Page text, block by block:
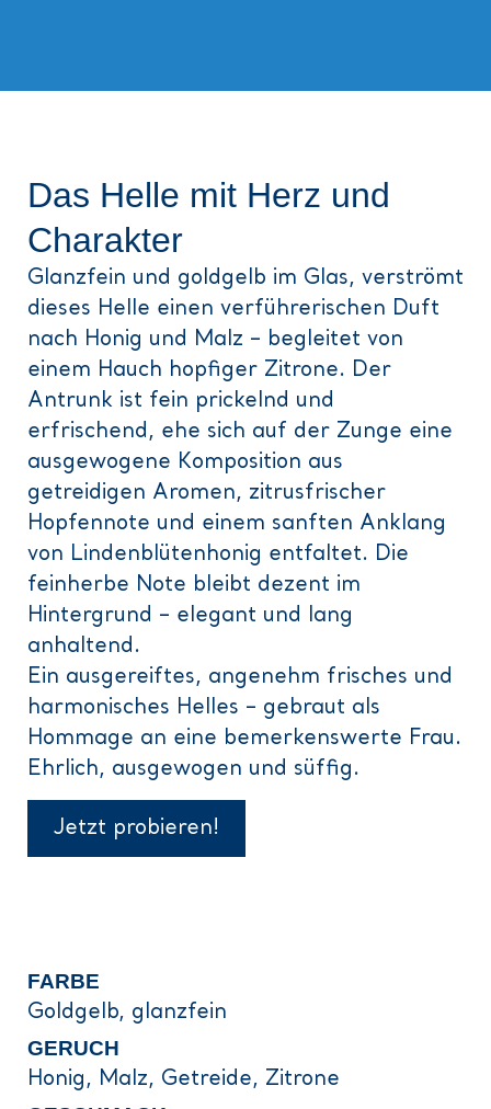
Das Helle mit Herz und
Charakter
Glanzfein und goldgelb im Glas, verströmt
dieses Helle einen verführerischen Duft
nach Honig und Malz – begleitet von
einem Hauch hopfiger Zitrone. Der
Antrunk ist fein prickelnd und
erfrischend, ehe sich auf der Zunge eine
ausgewogene Komposition aus
getreidigen Aromen, zitrusfrischer
Hopfennote und einem sanften Anklang
von Lindenblütenhonig entfaltet. Die
feinherbe Note bleibt dezent im
Hintergrund – elegant und lang
anhaltend.
Ein ausgereiftes, angenehm frisches und
harmonisches Helles – gebraut als
Hommage an eine bemerkenswerte Frau.
Ehrlich, ausgewogen und süffig.
Jetzt probieren!
FARBE
Goldgelb, glanzfein
GERUCH
Honig, Malz, Getreide, Zitrone